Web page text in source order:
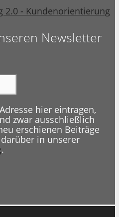
Newsletter
hier eintragen,
zwar ausschließlich
erschienen Beiträge
in unserer
.